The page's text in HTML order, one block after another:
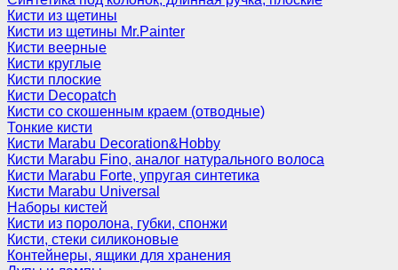
Кисти из щетины
Кисти из щетины Mr.Painter
Кисти веерные
Кисти круглые
Кисти плоские
Кисти Decopatch
Кисти со скошенным краем (отводные)
Тонкие кисти
Кисти Marabu Decoration&Hobby
Кисти Marabu Fino, аналог натурального волоса
Кисти Marabu Forte, упругая синтетика
Кисти Marabu Universal
Наборы кистей
Кисти из поролона, губки, спонжи
Кисти, стеки силиконовые
Контейнеры, ящики для хранения